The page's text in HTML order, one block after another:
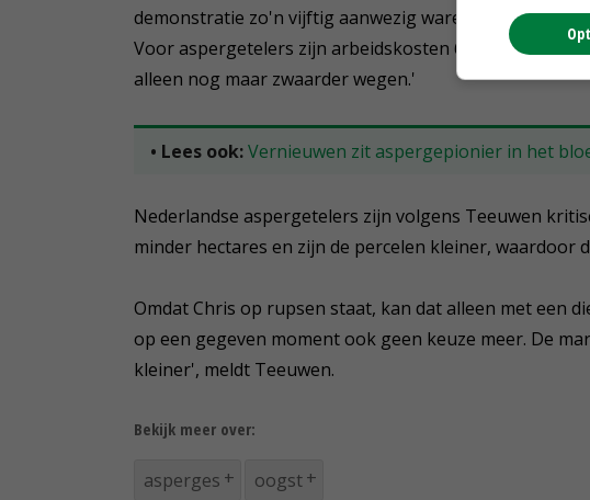
demonstratie zo'n vijftig aanwezig waren. 'In
Voor aspergetelers zijn arbeidskosten 60 procent van
alleen nog maar zwaarder wegen.'
• Lees ook:Vernieuwen zit aspergepionier in het
Nederlandse aspergetelers zijn volgens Teeuwen
minder hectares en zijn de percelen kleiner, waardoor
Omdat Chris op rupsen staat, kan dat alleen met een
op een gegeven moment ook geen keuze meer. De
kleiner', meldt Teeuwen.
Bekijk meer over:
asperges oogst